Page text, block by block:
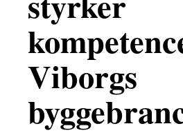
Viborgs